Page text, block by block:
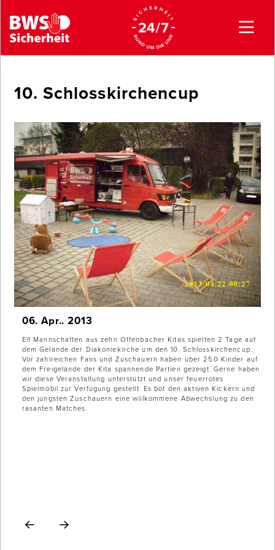
10. Schlosskirchencup
06. Apr.. 2013
Elf Mannschaften aus zehn Offenbacher Kitas spielten 2 Tage auf
dem Gelände der Diakoniekirche um den 10. Schlosskirchencup.
Vor zahlreichen Fans und Zuschauern haben über 250 Kinder auf
dem Freigelände der Kita spannende Partien gezeigt. Gerne haben
wir diese Veranstaltung unterstützt und unser feuerrotes
Spielmobil zur Verfügung gestellt. Es bot den aktiven Kickern und
den jüngsten Zuschauern eine willkommene Abwechslung zu den
rasanten Matches.
Prev Next